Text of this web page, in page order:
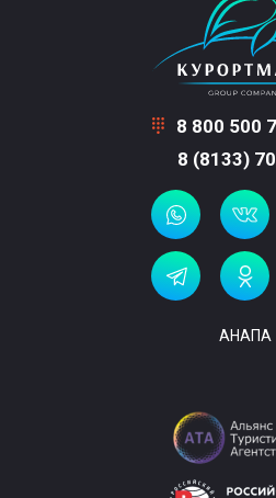
8 800 500
8 (8133)
АНАПА